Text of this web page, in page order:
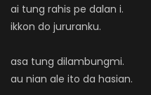
ai tung rahis pe dalan i.
ikkon do jururanku.
asa tung dilambungmi.
au nian ale ito da hasian.